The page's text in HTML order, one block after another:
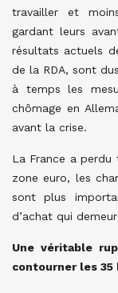
travailler et
gardant leurs
résultats actuels
de la RDA, sont
à temps les
chômage en
avant la crise.
La France a
zone euro, les
sont plus
d’achat qui
Une véritable
contourner les 35